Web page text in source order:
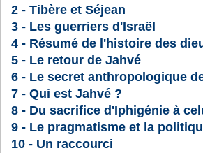
2 - Tibère et Séjean
3 - Les guerriers d'Israël
4 - Résumé de l'histoire des
5 - Le retour de Jahvé
6 - Le secret anthropologique
7 - Qui est Jahvé ?
8 - Du sacrifice d'Iphigénie à
9 - Le pragmatisme et la
10 - Un raccourci